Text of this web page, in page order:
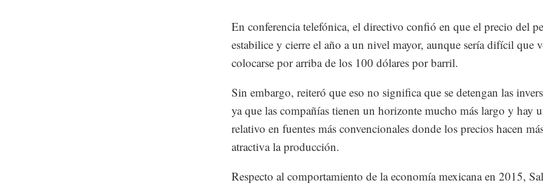
En conferencia telefónica, el directivo confió en que el precio del
estabilice y cierre el año a un nivel mayor, aunque sería difícil que
colocarse por arriba de los 100 dólares por barril.
Sin embargo, reiteró que eso no significa que se detengan las
ya que las compañías tienen un horizonte mucho más largo y hay
relativo en fuentes más convencionales donde los precios hacen
atractiva la producción.
Respecto al comportamiento de la economía mexicana en 2015,